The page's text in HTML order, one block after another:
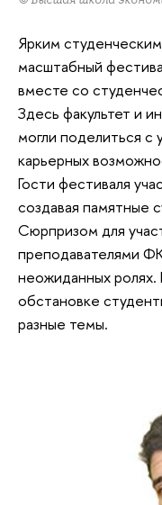
Ярким
масштабный
вместе со
Здесь факультет и
могли поделиться
карьерных
Гости фестиваля
создавая памятные
Сюрпризом для
преподавателями
неожиданных
обстановке
разные темы.